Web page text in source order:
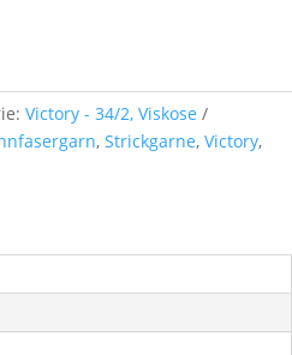
Victory - 34/2, Viskose
, Strickgarne, Victory,